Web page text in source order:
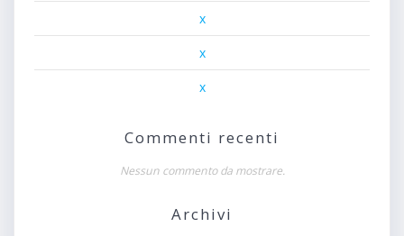
x
x
x
Commenti recenti
Nessun commento da mostrare.
Archivi